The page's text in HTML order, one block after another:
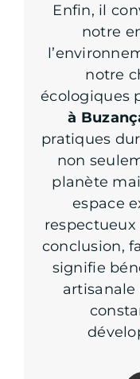
Enfin, il
notre
notre
écologiques
à
pratiques
non
planète
espace
respectueux
conclusion,
signifie